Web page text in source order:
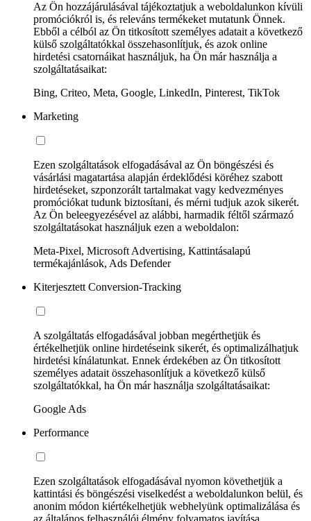
Az Ön hozzájárulásával tájékoztatjuk a weboldalunkon kívüli
promóciókról is, és releváns termékeket mutatunk Önnek.
Ebből a célból az Ön titkosított személyes adatait a következő
külső szolgáltatókkal összehasonlítjuk, és azok online
hirdetési csatornáikat használjuk, ha Ön már használja a
szolgáltatásaikat:
Bing, Criteo, Meta, Google, LinkedIn, Pinterest, TikTok
Marketing
Ezen szolgáltatások elfogadásával az Ön böngészési és
vásárlási magatartása alapján érdeklődési köréhez szabott
hirdetéseket, szponzorált tartalmakat vagy kedvezményes
promóciókat tudunk biztosítani, és mérni tudjuk azok sikerét.
Az Ön beleegyezésével az alábbi, harmadik féltől származó
szolgáltatásokat használjuk ezen a weboldalon:
Meta-Pixel, Microsoft Advertising, Kattintásalapú
termékajánlások, Ads Defender
Kiterjesztett Conversion-Tracking
A szolgáltatás elfogadásával jobban megérthetjük és
értékelhetjük online hirdetéseink sikerét, és optimalizálhatjuk
hirdetési kínálatunkat. Ennek érdekében az Ön titkosított
személyes adatait összehasonlítjuk a következő külső
szolgáltatókkal, ha Ön már használja szolgáltatásaikat:
Google Ads
Performance
Ezen szolgáltatások elfogadásával nyomon követhetjük a
kattintási és böngészési viselkedést a weboldalunkon belül, és
anonim módon kiértékelhetjük webhelyünk optimalizálása és